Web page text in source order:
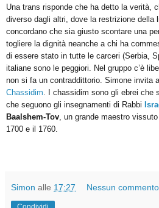
Una trans risponde che ha detto la verità,
diverso dagli altri, dove la restrizione della
concordano che sia giusto scontare una
togliere la dignità neanche a chi ha
di essere stato in tutte le carceri (Serbia,
italiane sono le peggiori. Nel gruppo c’è
non si fa un contraddittorio. Simone invita
Chassidim . I chassidim sono gli ebrei che
che seguono gli insegnamenti di Rabbi
Baalshem-Tov , un grande maestro
1700 e il 1760.
Simon alle 17:27 Nessun